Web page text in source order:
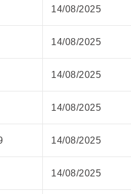
14/08/2025
14/08/2025
14/08/2025
14/08/2025
14/08/2025
14/08/2025